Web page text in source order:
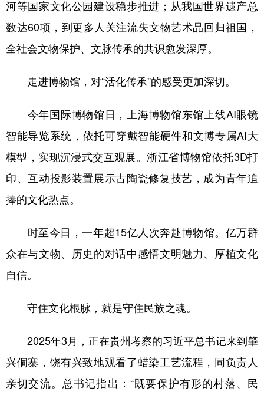
河等国家文化公园建设稳步推进；从我国世界遗产总
数达60项，到更多人关注流失文物艺术品回归祖国，
全社会文物保护、文脉传承的共识愈发深厚。
走进博物馆，对“活化传承”的感受更加深切。
今年国际博物馆日，上海博物馆东馆上线AI眼镜
智能导览系统，依托可穿戴智能硬件和文博专属AI大
模型，实现沉浸式交互观展。浙江省博物馆依托3D打
印、互动投影装置展示古陶瓷修复技艺，成为青年追
捧的文化热点。
时至今日，一年超15亿人次奔赴博物馆。亿万群
众在与文物、历史的对话中感悟文明魅力、厚植文化
自信。
守住文化根脉，就是守住民族之魂。
2025年3月，正在贵州考察的习近平总书记来到肇
兴侗寨，饶有兴致地观看了蜡染工艺流程，同负责人
亲切交流。总书记指出：“既要保护有形的村落、民